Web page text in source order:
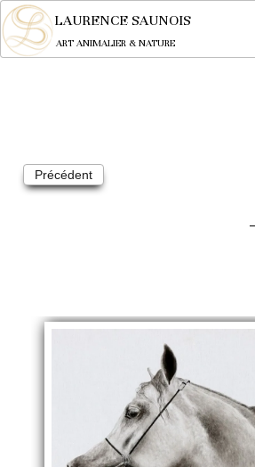
LAURENCE SAUNOIS
ART ANIMALIER & NATURE
Précédent